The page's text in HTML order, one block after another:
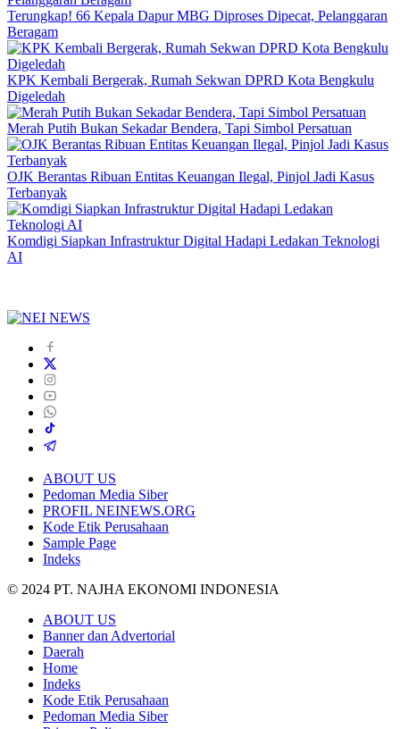
Terungkap! 66 Kepala Dapur MBG Diproses Dipecat, Pelanggaran
Beragam
KPK Kembali Bergerak, Rumah Sekwan DPRD Kota Bengkulu
Digeledah
Merah Putih Bukan Sekadar Bendera, Tapi Simbol Persatuan
OJK Berantas Ribuan Entitas Keuangan Ilegal, Pinjol Jadi Kasus
Terbanyak
Komdigi Siapkan Infrastruktur Digital Hadapi Ledakan Teknologi
AI
ABOUT US
Pedoman Media Siber
PROFIL NEINEWS.ORG
Kode Etik Perusahaan
Sample Page
Indeks
© 2024 PT. NAJHA EKONOMI INDONESIA
ABOUT US
Banner dan Advertorial
Daerah
Home
Indeks
Kode Etik Perusahaan
Pedoman Media Siber